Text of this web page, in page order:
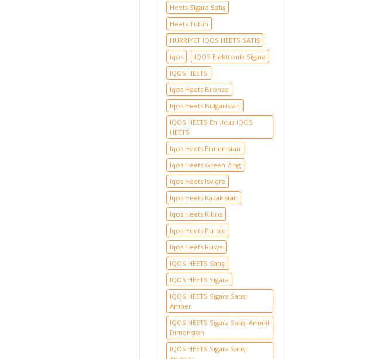
Heets Sigara Satış
Heets Tütün
HÜRRİYET İQOS HEETS SATIŞ
iqos
IQOS Elektronik Sigara
IQOS HEETS
Iqos Heets Bronze
Iqos Heets Bulgaristan
IQOS HEETS En Ucuz IQOS
HEETS
Iqos Heets Ermenistan
Iqos Heets Green Zing
Iqos Heets Isviçre
Iqos Heets Kazakistan
Iqos Heets Kıbrıs
Iqos Heets Purple
Iqos Heets Rusya
IQOS HEETS Satışı
IQOS HEETS Sigara
IQOS HEETS Sigara Satışı
Amber
IQOS HEETS Sigara Satışı Ammil
Dimension
IQOS HEETS Sigara Satışı